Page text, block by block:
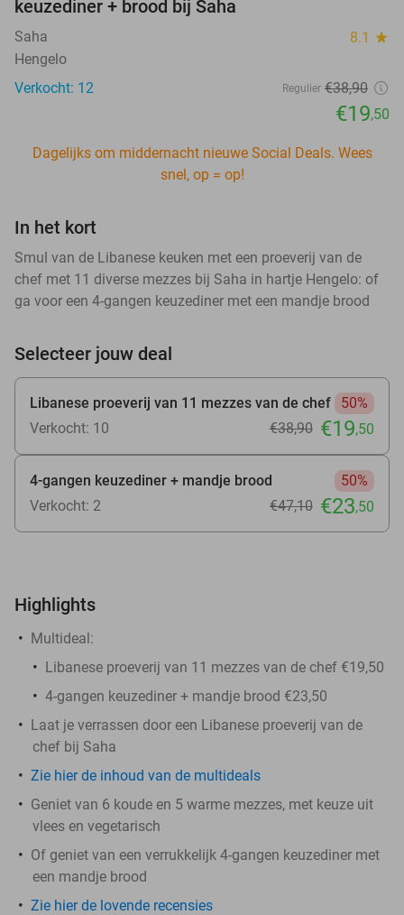
keuzediner + brood bij Saha
Saha 8.1 star
Hengelo
Verkocht: 12
Regulier €38,90
€19,50
Dagelijks om middernacht nieuwe Social Deals. Wees
snel, op = op!
In het kort
Smul van de Libanese keuken met een proeverij van de
chef met 11 diverse mezzes bij Saha in hartje Hengelo: of
ga voor een 4-gangen keuzediner met een mandje brood
Selecteer jouw deal
Libanese proeverij van 11 mezzes van de chef
50%
Verkocht: 10
€38,90 €19,50
4-gangen keuzediner + mandje brood
50%
Verkocht: 2
€47,10 €23,50
Highlights
Multideal:
Libanese proeverij van 11 mezzes van de chef €19,50
4-gangen keuzediner + mandje brood €23,50
Laat je verrassen door een Libanese proeverij van de
chef bij Saha
Zie hier de inhoud van de multideals
Geniet van 6 koude en 5 warme mezzes, met keuze uit
vlees en vegetarisch
Of geniet van een verrukkelijk 4-gangen keuzediner met
een mandje brood
Zie hier de lovende recensies